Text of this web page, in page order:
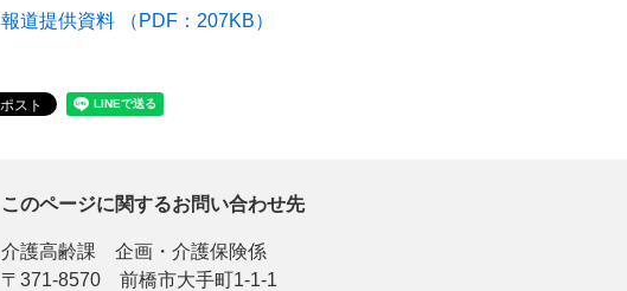
報道提供資料 （PDF：207KB）
このページに関するお問い合わせ先
介護高齢課
企画・介護保険係
〒371-8570
前橋市大手町1-1-1